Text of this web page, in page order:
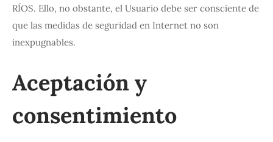
RÍOS. Ello, no obstante, el Usuario debe ser consciente de
que las medidas de seguridad en Internet no son
inexpugnables.
Aceptación y
consentimiento